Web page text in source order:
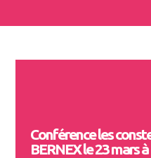
Conférence les
BERNEX le 23 mars